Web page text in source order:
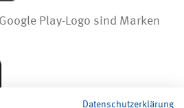
Play-Logo sind Marken
Datenschutzerklärung